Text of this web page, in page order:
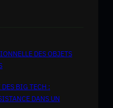
DES OBJETS
DES BIG TECH :
DANS UN